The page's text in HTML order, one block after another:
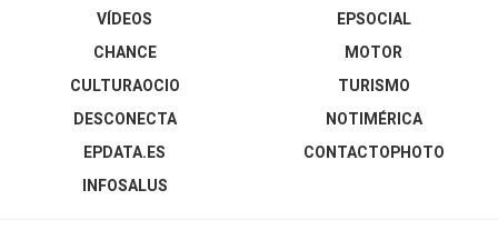
VÍDEOS
EPSOCIAL
CHANCE
CULTURAOCIO
DESCONECTA
EPDATA.ES
INFOSALUS
MOTOR
TURISMO
NOTIMÉRICA
CONTACTOPHOTO